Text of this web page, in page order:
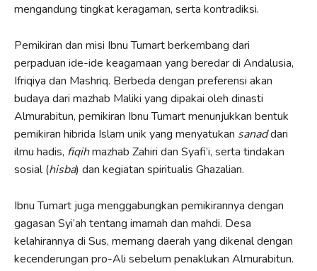
mengandung tingkat keragaman, serta kontradiksi.
Pemikiran dan misi Ibnu Tumart berkembang dari
perpaduan ide-ide keagamaan yang beredar di Andalusia,
Ifriqiya dan Mashriq. Berbeda dengan preferensi akan
budaya dari mazhab Maliki yang dipakai oleh dinasti
Almurabitun, pemikiran Ibnu Tumart menunjukkan bentuk
pemikiran hibrida Islam unik yang menyatukan sanaddari
ilmu hadis, fiqihmazhab Zahiri dan Syafi’i, serta tindakan
sosial (hisba) dan kegiatan spiritualis Ghazalian.
Ibnu Tumart juga menggabungkan pemikirannya dengan
gagasan Syi’ah tentang imamah dan mahdi. Desa
kelahirannya di Sus, memang daerah yang dikenal dengan
kecenderungan pro-Ali sebelum penaklukan Almurabitun.